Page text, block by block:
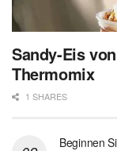
Sandy-Eis
Thermomix
1 SHARES
Beginnen